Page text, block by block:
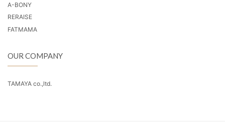
A-BONY
RERAISE
FATMAMA
OUR COMPANY
TAMAYA co.,ltd.